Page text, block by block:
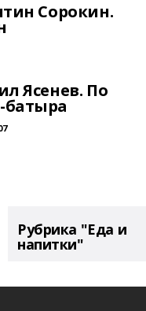
Сорокин.
Ясенев. По
батыра
Рубрика "Еда и
напитки"